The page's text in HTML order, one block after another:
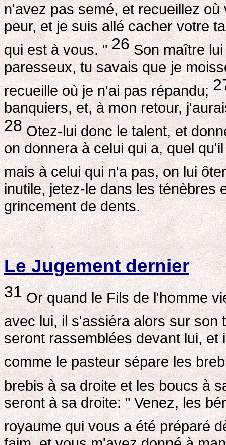
n'avez pas semé, et recueillez
peur, et je suis allé cacher votre
qui est à vous. "26Son maître lui
paresseux, tu savais que je
recueille où je n'ai pas répandu;
banquiers, et, à mon retour,
28Otez-lui donc le talent, et
on donnera à celui qui a, quel
mais à celui qui n'a pas, on lui
inutile, jetez-le dans les ténèbres
grincement de dents.
Le Jugement dernier
31Or quand le Fils de l'homme
avec lui, il s'assiéra alors sur son
seront rassemblées devant lui,
comme le pasteur sépare les
brebis à sa droite et les boucs à
seront à sa droite: " Venez, les
royaume qui vous a été préparé